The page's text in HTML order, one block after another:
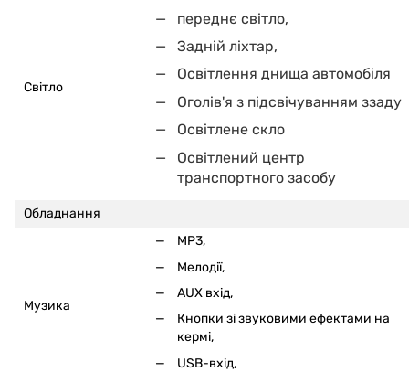
Світло
переднє світло,
Задній ліхтар,
Освітлення днища автомобіля
Оголів'я з підсвічуванням ззаду
Освітлене скло
Освітлений центр
транспортного засобу
Обладнання
Музика
MP3,
Мелодії,
AUX вхід,
Кнопки зі звуковими ефектами на
кермі,
USB-вхід,